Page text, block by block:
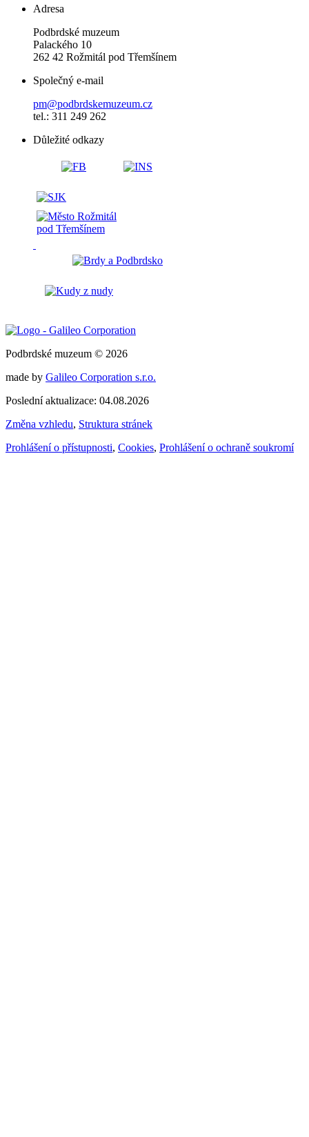
Adresa
Podbrdské muzeum
Palackého 10
262 42 Rožmitál pod Třemšínem
Společný e-mail
pm@podbrdskemuzeum.cz
tel.: 311 249 262
Důležité odkazy
Podbrdské muzeum © 2026
made by Galileo Corporation s.r.o.
Poslední aktualizace: 04.08.2026
Změna vzhledu, Struktura stránek
Prohlášení o přístupnosti, Cookies, Prohlášení o ochraně soukromí